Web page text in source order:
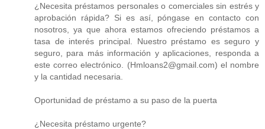
¿Necesita préstamos personales o comerciales sin estrés y
aprobación rápida? Si es así, póngase en contacto con
nosotros, ya que ahora estamos ofreciendo préstamos a
tasa de interés principal. Nuestro préstamo es seguro y
seguro, para más información y aplicaciones, responda a
este correo electrónico. (Hmloans2@gmail.com) el nombre
y la cantidad necesaria.
Oportunidad de préstamo a su paso de la puerta
¿Necesita préstamo urgente?